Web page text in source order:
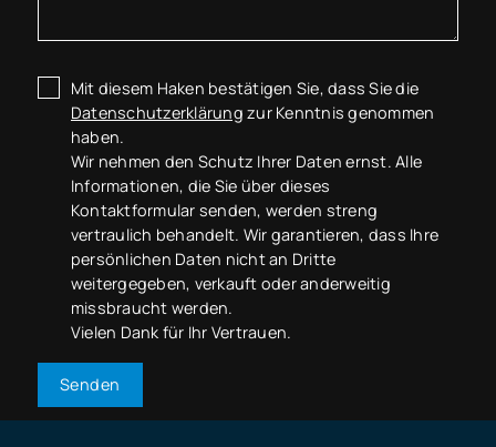
Mit diesem Haken bestätigen Sie, dass Sie die
Datenschutzerklärung zur Kenntnis genommen
haben.
Wir nehmen den Schutz Ihrer Daten ernst. Alle
Informationen, die Sie über dieses
Kontaktformular senden, werden streng
vertraulich behandelt. Wir garantieren, dass Ihre
persönlichen Daten nicht an Dritte
weitergegeben, verkauft oder anderweitig
missbraucht werden.
Vielen Dank für Ihr Vertrauen.
Senden